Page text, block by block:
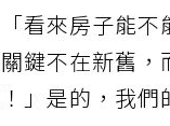
看來房子能不
鍵不在新舊，
」是的，我們